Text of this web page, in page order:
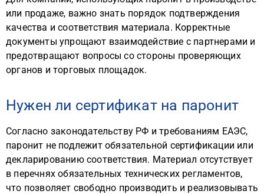
или продаже, важно знать порядок подтверждения
качества и соответствия материала. Корректные
документы упрощают взаимодействие с партнерами и
предотвращают вопросы со стороны проверяющих
органов и торговых площадок.
Нужен ли сертификат на паронит
Согласно законодательству РФ и требованиям ЕАЭС,
паронит не подлежит обязательной сертификации или
декларированию соответствия. Материал отсутствует
в перечнях обязательных технических регламентов,
что позволяет свободно производить и реализовывать